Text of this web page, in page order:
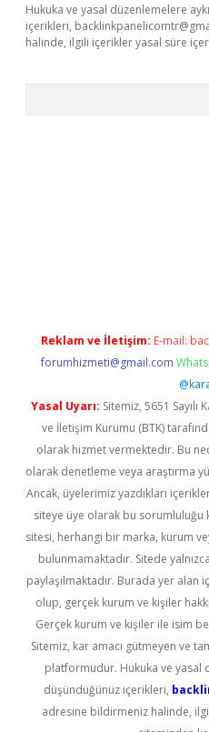
Hukuka ve yasal düzenlemelere
içerikleri,
halinde, ilgili içerikler yasal süre
Reklam ve İletişim: E-mail:
forumhizmeti@gmail.com
Yasal Uyarı: Sitemiz, 5651
ve İletişim Kurumu (BTK)
olarak hizmet vermektedir. Bu
olarak denetleme veya araştırma
Ancak, üyelerimiz yazdıkları
siteye üye olarak bu sorumluluğu
sitesi, herhangi bir marka, kurum
bulunmamaktadır. Sitede
paylaşılmaktadır. Burada yer alan
olup, gerçek kurum ve kişiler
Gerçek kurum ve kişiler ile isim
Sitemiz, kar amacı gütmeyen ve
platformudur. Hukuka ve yasal
düşündüğünüz içerikleri,
adresine bildirmeniz halinde,